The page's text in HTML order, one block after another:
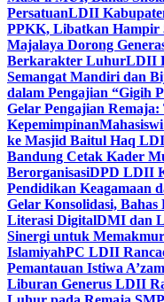
PersatuanLDII
PPKK, Libatkan Hampir
Majalaya Dorong
Berkarakter LuhurLDII
Semangat Mandiri dan
dalam Pengajian “Gigih
Gelar Pengajian
Kepemimpinan
ke Masjid Baitul Haq
Bandung Cetak Kader
BerorganisasiDPD LDII
Pendidikan Keagamaan
Gelar Konsolidasi, Bahas
Literasi DigitalDMI dan
Sinergi untuk
IslamiyahPC LDII
Pemantauan Istiwa
Liburan Generus LDII